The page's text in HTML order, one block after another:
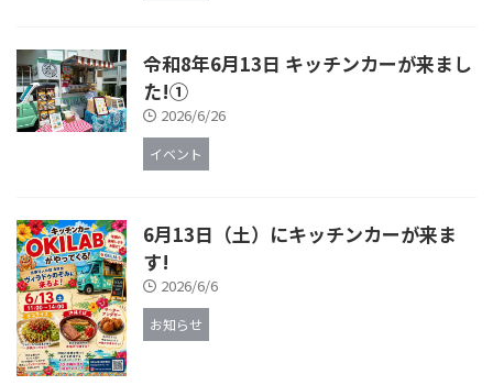
令和8年6月13日 キッチンカーが来まし
た!①
2026/6/26
イベント
6月13日（土）にキッチンカーが来ま
す!
2026/6/6
お知らせ